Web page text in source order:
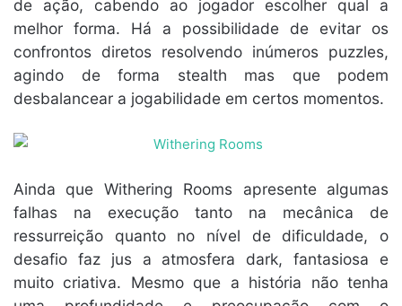
de ação, cabendo ao jogador escolher qual a
melhor forma. Há a possibilidade de evitar os
confrontos diretos resolvendo inúmeros puzzles,
agindo de forma stealth mas que podem
desbalancear a jogabilidade em certos momentos.
Ainda que Withering Rooms apresente algumas
falhas na execução tanto na mecânica de
ressurreição quanto no nível de dificuldade, o
desafio faz jus a atmosfera dark, fantasiosa e
muito criativa. Mesmo que a história não tenha